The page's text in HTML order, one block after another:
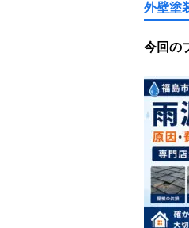
外壁塗
今回の